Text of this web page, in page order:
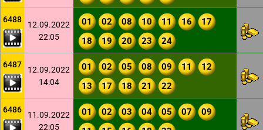
6488
12.09.2022
22:05
01 02 08 10 11 16
17
18
19 20 23 24
6487
12.09.2022
14:04
01 02 05 08 09 11
12
13
17 18 21 22
6486
11.09.2022
22:05
01 02 03 04 05 07
09